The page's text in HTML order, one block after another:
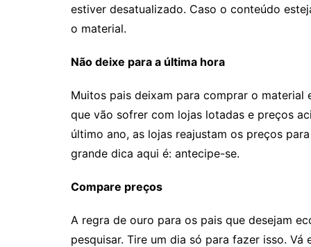
estiver desatualizado. Caso o conteúdo
o material.
Não deixe para a última hora
Muitos pais deixam para comprar o
que vão sofrer com lojas lotadas e preços
último ano, as lojas reajustam os preços
grande dica aqui é: antecipe-se.
Compare preços
A regra de ouro para os pais que desejam
pesquisar. Tire um dia só para fazer isso.